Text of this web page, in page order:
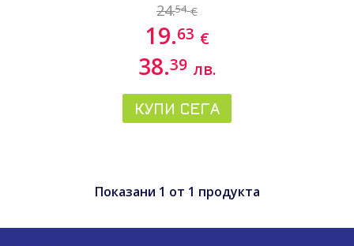
24.54 €
19.63 €
38.39 лв.
КУПИ СЕГА
Показани 1 от 1 продукта